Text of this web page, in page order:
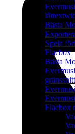
Bästa
Spela
Flacbox
Bästa
Flacbox